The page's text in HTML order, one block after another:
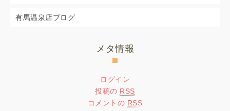
有馬温泉店ブログ
メタ情報
ログイン
投稿の RSS
コメントの RSS